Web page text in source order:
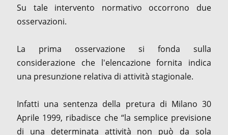
Su tale intervento normativo occorrono due
osservazioni.
La prima osservazione si fonda sulla
considerazione che l'elencazione fornita indica
una presunzione relativa di attività stagionale.
Infatti una sentenza della pretura di Milano 30
Aprile 1999, ribadisce che “la semplice previsione
di una determinata attività non può da sola